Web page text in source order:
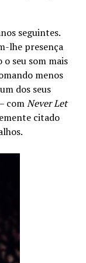
seguintes.
lhe presença
seu som mais
menos
dos seus
comNever Let
citado